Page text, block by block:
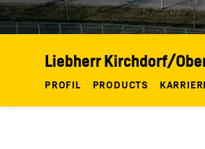
Liebherr Kirchdorf/
PROFIL PRODUCTS